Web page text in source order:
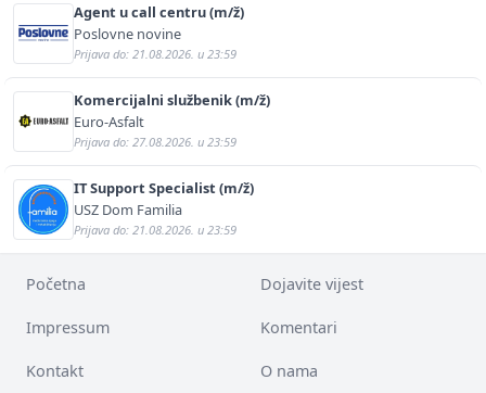
Agent u call centru (m/ž)
Poslovne novine
Prijava do: 21.08.2026. u 23:59
Komercijalni službenik (m/ž)
Euro-Asfalt
Prijava do: 27.08.2026. u 23:59
IT Support Specialist (m/ž)
USZ Dom Familia
Prijava do: 21.08.2026. u 23:59
Početna Dojavite vijest
Impressum Komentari
Kontakt O nama